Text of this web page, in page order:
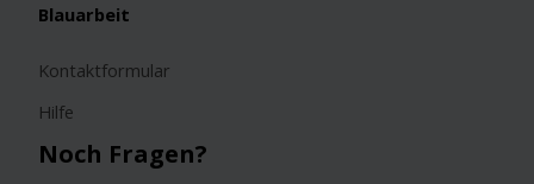
Noch Fragen?
Blauarbeit
Kontaktformular
Hilfe